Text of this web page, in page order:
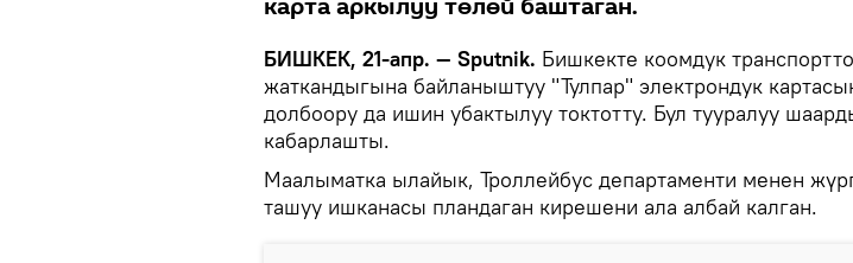
карта аркылуу төлөй баштаган.
БИШКЕК, 21-апр. — Sputnik. Бишкекте коомдук
жаткандыгына байланыштуу "Тулпар" электрондук
долбоору да ишин убактылуу токтотту. Бул тууралуу
кабарлашты.
Маалыматка ылайык, Троллейбус департаменти менен
ташуу ишканасы пландаган кирешени ала албай калган.